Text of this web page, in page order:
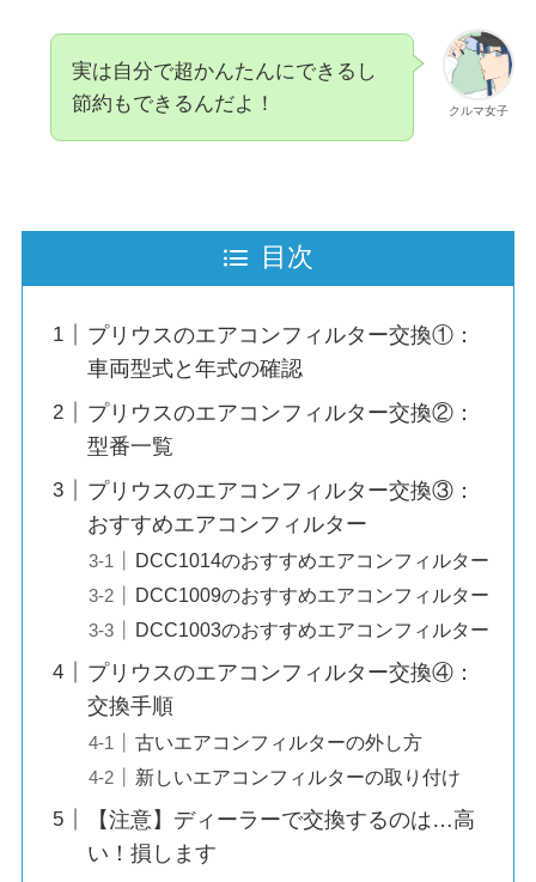
クルマ女子
実は自分で超かんたんにできるし
節約もできるんだよ！
目次
プリウスのエアコンフィルター交換①：
車両型式と年式の確認
プリウスのエアコンフィルター交換②：
型番一覧
プリウスのエアコンフィルター交換③：
おすすめエアコンフィルター
DCC1014のおすすめエアコンフィルター
DCC1009のおすすめエアコンフィルター
DCC1003のおすすめエアコンフィルター
プリウスのエアコンフィルター交換④：
交換手順
古いエアコンフィルターの外し方
新しいエアコンフィルターの取り付け
【注意】ディーラーで交換するのは…高
い！損します